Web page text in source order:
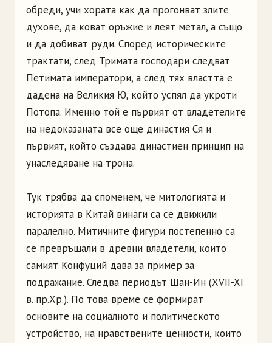
обреди, учи хората как да прогонват злите
духове, да коват оръжие и леят метал, а също
и да добиват руди. Според историческите
трактати, след Тримата господари следват
Петимата императори, а след тях властта е
дадена на Великия Ю, който успял да укроти
Потопа. Именно той е първият от владетелите
на недоказаната все още династия Ся и
първият, който създава династиен принцип на
унаследяване на трона.
Тук трябва да споменем, че митологията и
историята в Китай винаги са се движили
паралелно. Митичните фигури постепенно са
се превръщали в древни владетели, които
самият Конфуций дава за пример за
подражание. Следва периодът Шан-Ин (XVII-XI
в. пр.Хр.). По това време се формират
основите на социалното и политическото
устройство, на нравствените ценности, които